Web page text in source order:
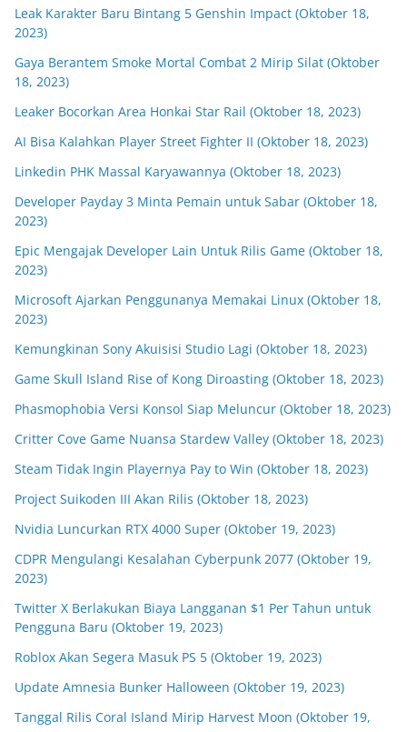
Leak Karakter Baru Bintang 5 Genshin Impact (Oktober 18,
2023)
Gaya Berantem Smoke Mortal Combat 2 Mirip Silat (Oktober
18, 2023)
Leaker Bocorkan Area Honkai Star Rail (Oktober 18, 2023)
AI Bisa Kalahkan Player Street Fighter II (Oktober 18, 2023)
Linkedin PHK Massal Karyawannya (Oktober 18, 2023)
Developer Payday 3 Minta Pemain untuk Sabar (Oktober 18,
2023)
Epic Mengajak Developer Lain Untuk Rilis Game (Oktober 18,
2023)
Microsoft Ajarkan Penggunanya Memakai Linux (Oktober 18,
2023)
Kemungkinan Sony Akuisisi Studio Lagi (Oktober 18, 2023)
Game Skull Island Rise of Kong Diroasting (Oktober 18, 2023)
Phasmophobia Versi Konsol Siap Meluncur (Oktober 18, 2023)
Critter Cove Game Nuansa Stardew Valley (Oktober 18, 2023)
Steam Tidak Ingin Playernya Pay to Win (Oktober 18, 2023)
Project Suikoden III Akan Rilis (Oktober 18, 2023)
Nvidia Luncurkan RTX 4000 Super (Oktober 19, 2023)
CDPR Mengulangi Kesalahan Cyberpunk 2077 (Oktober 19,
2023)
Twitter X Berlakukan Biaya Langganan $1 Per Tahun untuk
Pengguna Baru (Oktober 19, 2023)
Roblox Akan Segera Masuk PS 5 (Oktober 19, 2023)
Update Amnesia Bunker Halloween (Oktober 19, 2023)
Tanggal Rilis Coral Island Mirip Harvest Moon (Oktober 19,